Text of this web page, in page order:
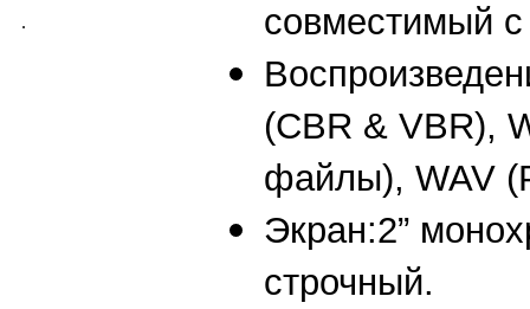
.
совместимый
(CBR & VBR),
файлы), WAV
Экран:2”
строчный.